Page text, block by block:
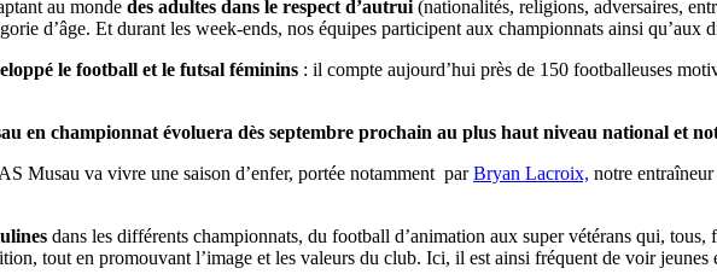
au monde des adultes dans le respect d’autrui (nationalités, religions, adversaires,
d’âge. Et durant les week-ends, nos équipes participent aux championnats ainsi qu’aux
le football et le futsal féminins : il compte aujourd’hui près de 150 footballeuses
en championnat évoluera dès septembre prochain au plus haut niveau national et
Musau va vivre une saison d’enfer, portée notamment parBryan Lacroix, notre
dans les différents championnats, du football d’animation aux super vétérans qui,
tout en promouvant l’image et les valeurs du club. Ici, il est ainsi fréquent de voir